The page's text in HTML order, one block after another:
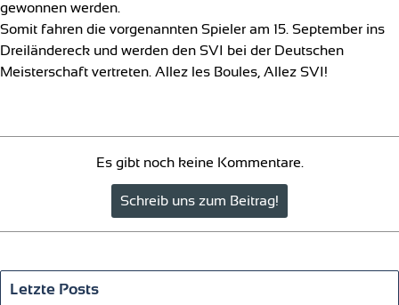
gewonnen werden.
Somit fahren die vorgenannten Spieler am 15. September ins
Dreiländereck und werden den SVI bei der Deutschen
Meisterschaft vertreten. Allez les Boules, Allez SVI!
Es gibt noch keine Kommentare.
Letzte Posts